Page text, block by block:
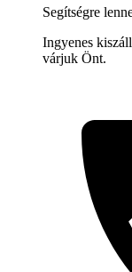
Segítségre
Ingyenes
várjuk Önt.